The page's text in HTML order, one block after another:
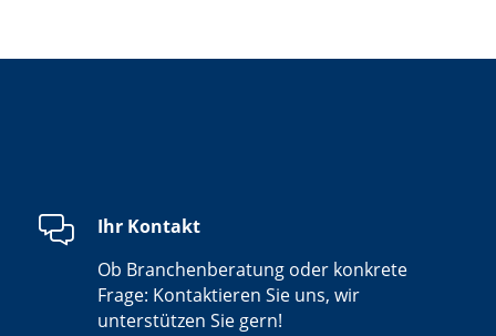
Ihr Kontakt
Ob Branchenberatung oder konkrete
Frage: Kontaktieren Sie uns, wir
unterstützen Sie gern!